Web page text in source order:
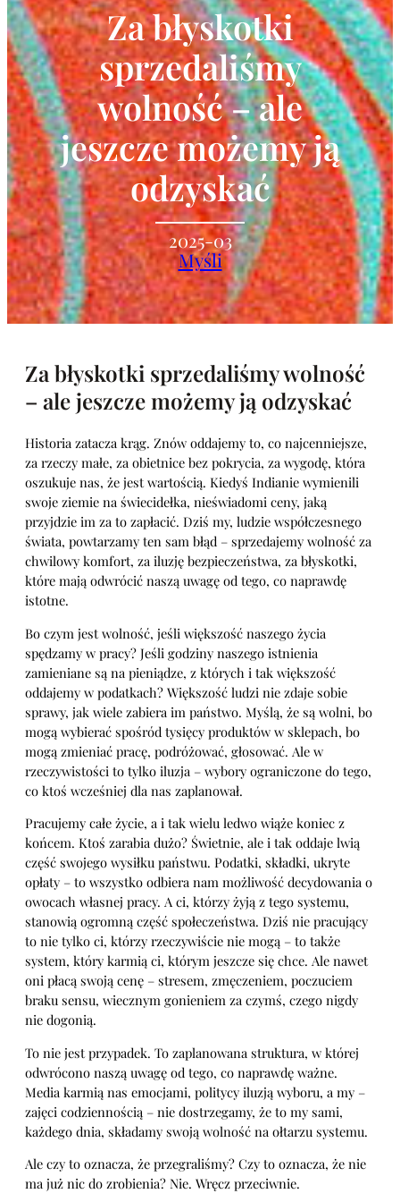
Za błyskotki
sprzedaliśmy
wolność – ale
jeszcze możemy ją
odzyskać
2025-03
Myśli
Za błyskotki sprzedaliśmy wolność
– ale jeszcze możemy ją odzyskać
Historia zatacza krąg. Znów oddajemy to, co najcenniejsze,
za rzeczy małe, za obietnice bez pokrycia, za wygodę, która
oszukuje nas, że jest wartością. Kiedyś Indianie wymienili
swoje ziemie na świecidełka, nieświadomi ceny, jaką
przyjdzie im za to zapłacić. Dziś my, ludzie współczesnego
świata, powtarzamy ten sam błąd – sprzedajemy wolność za
chwilowy komfort, za iluzję bezpieczeństwa, za błyskotki,
które mają odwrócić naszą uwagę od tego, co naprawdę
istotne.
Bo czym jest wolność, jeśli większość naszego życia
spędzamy w pracy? Jeśli godziny naszego istnienia
zamieniane są na pieniądze, z których i tak większość
oddajemy w podatkach? Większość ludzi nie zdaje sobie
sprawy, jak wiele zabiera im państwo. Myślą, że są wolni, bo
mogą wybierać spośród tysięcy produktów w sklepach, bo
mogą zmieniać pracę, podróżować, głosować. Ale w
rzeczywistości to tylko iluzja – wybory ograniczone do tego,
co ktoś wcześniej dla nas zaplanował.
Pracujemy całe życie, a i tak wielu ledwo wiąże koniec z
końcem. Ktoś zarabia dużo? Świetnie, ale i tak oddaje lwią
część swojego wysiłku państwu. Podatki, składki, ukryte
opłaty – to wszystko odbiera nam możliwość decydowania o
owocach własnej pracy. A ci, którzy żyją z tego systemu,
stanowią ogromną część społeczeństwa. Dziś nie pracujący
to nie tylko ci, którzy rzeczywiście nie mogą – to także
system, który karmią ci, którym jeszcze się chce. Ale nawet
oni płacą swoją cenę – stresem, zmęczeniem, poczuciem
braku sensu, wiecznym gonieniem za czymś, czego nigdy
nie dogonią.
To nie jest przypadek. To zaplanowana struktura, w której
odwrócono naszą uwagę od tego, co naprawdę ważne.
Media karmią nas emocjami, politycy iluzją wyboru, a my –
zajęci codziennością – nie dostrzegamy, że to my sami,
każdego dnia, składamy swoją wolność na ołtarzu systemu.
Ale czy to oznacza, że przegraliśmy? Czy to oznacza, że nie
ma już nic do zrobienia? Nie. Wręcz przeciwnie.